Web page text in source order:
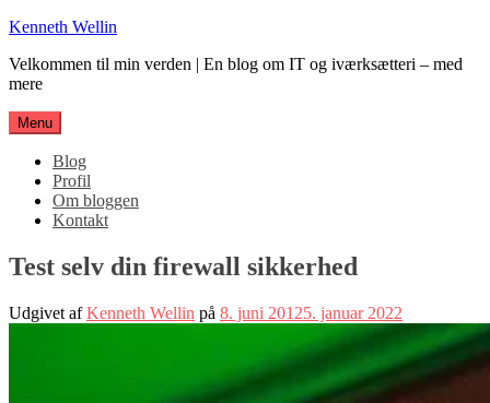
Spring
indhold
Kenneth Wellin
Velkommen til min verden | En blog om IT og iværksætteri – med
mere
Menu
Blog
Profil
Om bloggen
Kontakt
Test selv din firewall sikkerhed
Udgivet afKenneth Wellin på 8. juni 20125. januar 2022